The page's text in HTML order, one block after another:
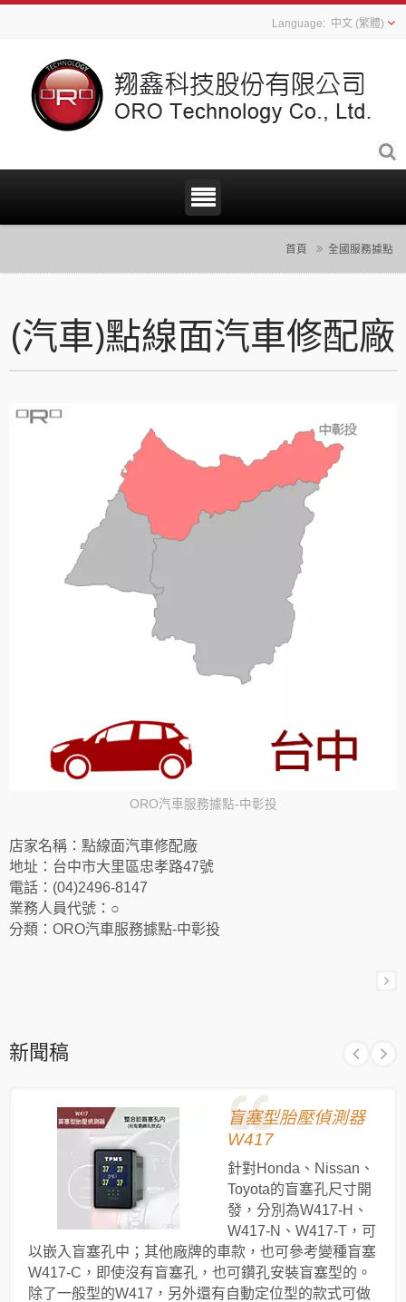
中文 (繁體)
首頁 全國服務據點
(汽車)點線面汽車修配廠
ORO汽車服務據點-中彰投
店家名稱：點線面汽車修配廠
地址：台中市大里區忠孝路47號
電話：(04)2496-8147
業務人員代號：○
分類：ORO汽車服務據點-中彰投
新聞稿
盲塞型胎壓偵測器
W417
針對Honda、Nissan、
Toyota的盲塞孔尺寸開
發，分別為W417-H、
W417-N、W417-T，可
以嵌入盲塞孔中；其他廠牌的車款，也可參考變種盲塞
W417-C，即使沒有盲塞孔，也可鑽孔安裝盲塞型的。
除了一般型的W417，另外還有自動定位型的款式可做